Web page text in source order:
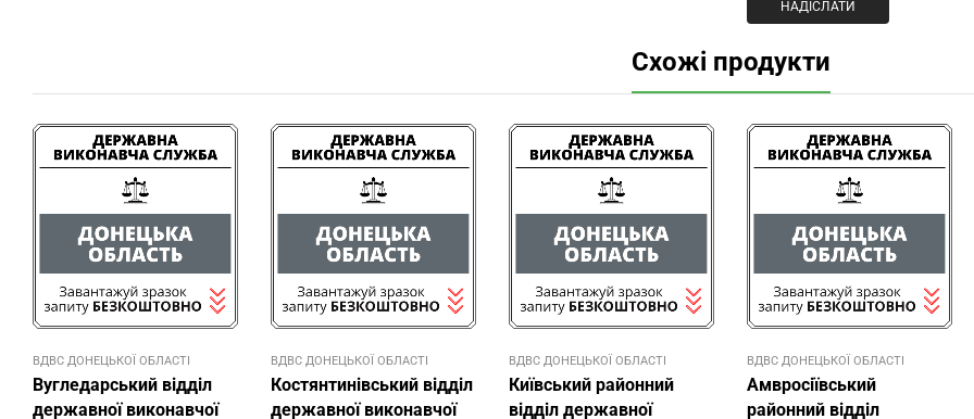
Схожі продукти
ВДВС ДОНЕЦЬКОЇ ОБЛАСТI
Вугледарський відділ
державної виконавчої
ВДВС ДОНЕЦЬКОЇ ОБЛАСТI
Костянтинівський відділ
державної виконавчої
ВДВС ДОНЕЦЬКОЇ ОБЛАСТI
Київський районний
відділ державної
ВДВС ДОНЕЦЬКОЇ ОБЛАСТI
Амвросіївський
районний відділ